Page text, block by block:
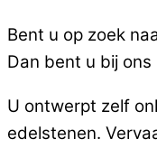
Bent u op zoek
Dan bent u bij
U ontwerpt zelf
edelstenen.